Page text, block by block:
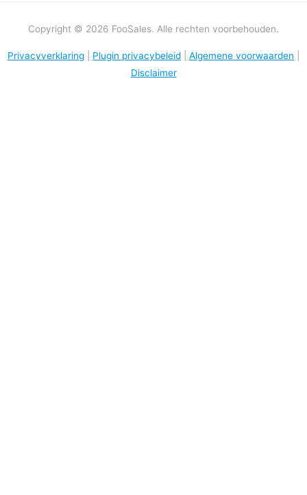
Copyright © 2026 FooSales. Alle rechten voorbehouden.
Privacyverklaring Plugin privacybeleid Algemene voorwaarden
Disclaimer